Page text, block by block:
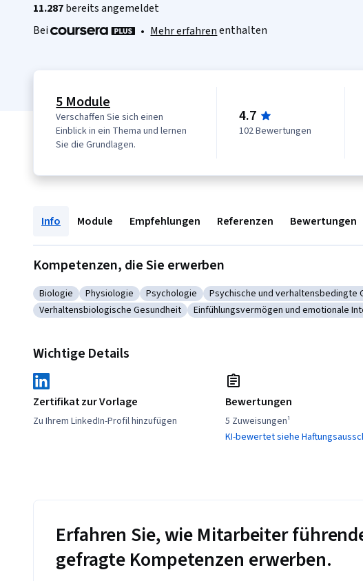
11.287bereits angemeldet
Bei
• Mehr erfahrenenthalten
5 Module
Verschaffen Sie sich einen
Einblick in ein Thema und lernen
Sie die Grundlagen.
4.7
102 Bewertungen
Info Module Empfehlungen Referenzen Bewertungen
Kompetenzen, die Sie erwerben
Kategorie: Biologie
Biologie Kategorie: Physiologie
Physiologie Kategorie: Psychologie
Psychologie Kategorie: Psychische und
Psychische und verhaltensbedingte
Kategorie: Verhaltensbiologische Gesundheit
Verhaltensbiologische Gesundheit Kategorie: Einfühlungsvermögen
Einfühlungsvermögen und emotionale
Wichtige Details
Zertifikat zur Vorlage
Zu Ihrem LinkedIn-Profil hinzufügen
Bewertungen
5 Zuweisungen¹
KI-bewertet siehe
Erfahren Sie, wie Mitarbeiter
gefragte Kompetenzen erwerben.